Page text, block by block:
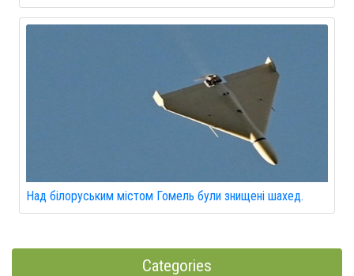
Над білоруським містом Гомель були знищені шахед.
Categories